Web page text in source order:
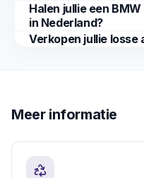
Halen jullie een
in Nederland?
Verkopen jullie
Meer informatie